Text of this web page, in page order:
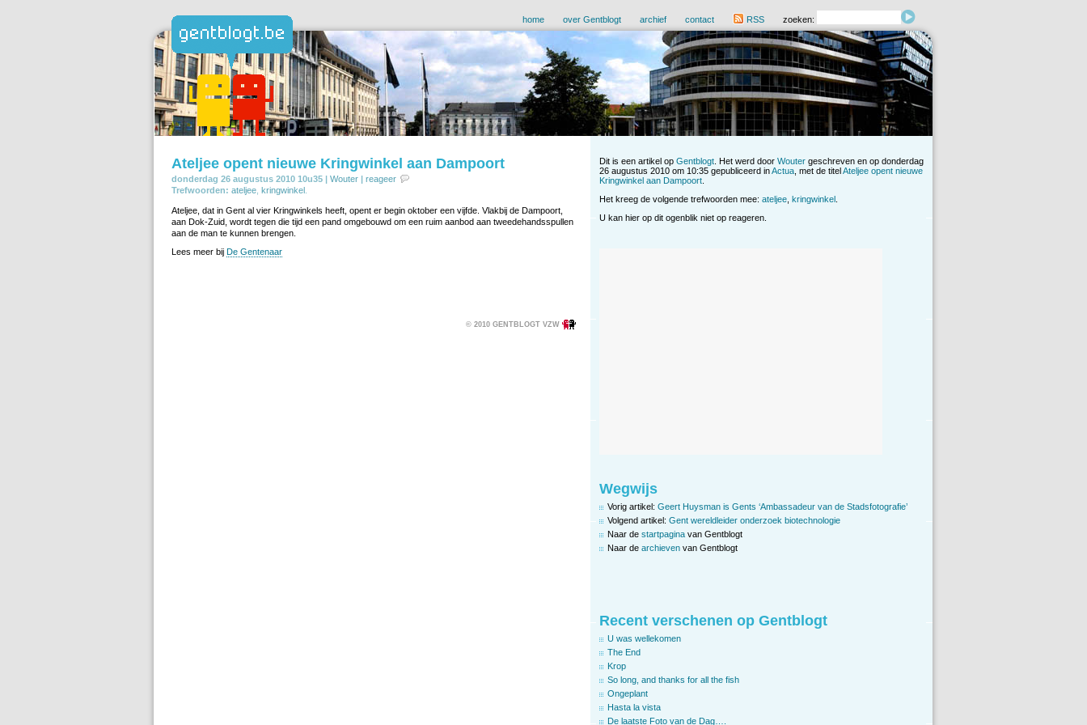
home over Gentblogt archief contact RSS zoeken:
Ateljee opent nieuwe Kringwinkel aan Dampoort
donderdag 26 augustus 2010 10u35 | Wouter | reageer
Trefwoorden: ateljee kringwinkel
Ateljee, dat in Gent al vier Kringwinkels heeft, opent er begin oktober een vijfde. Vlakbij de Dampoort,
aan Dok-Zuid, wordt tegen die tijd een pand omgebouwd om een ruim aanbod aan tweedehandsspullen
aan de man te kunnen brengen.
Lees meer bij De Gentenaar
© 2010 GENTBLOGT VZW
Dit is een artikel op Gentblogt . Het werd door Wouter geschreven en op donderdag
26 augustus 2010 om 10:35 gepubliceerd inActua , met de titel Ateljee opent nieuwe
Kringwinkel aan Dampoort
Het kreeg de volgende trefwoorden mee: ateljee kringwinkel
U kan hier op dit ogenblik niet op reageren.
Wegwijs
Vorig artikel: Geert Huysman is Gents ‘Ambassadeur van de Stadsfotografie’
Volgend artikel: Gent wereldleider onderzoek biotechnologie
Naar de startpagina van Gentblogt
Naar de archieven van Gentblogt
Recent verschenen op Gentblogt
U was wellekomen
The End
Krop
So long, and thanks for all the fish
Ongeplant
Hasta la vista
De laatste Foto van de Dag….